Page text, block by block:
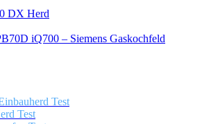
DX Herd
iQ700 – Siemens Gaskochfeld
Test
Test